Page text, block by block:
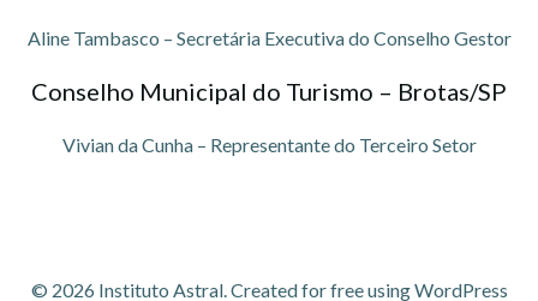
Aline Tambasco – Secretária Executiva do Conselho Gestor
Conselho Municipal do Turismo – Brotas/SP
Vivian da Cunha – Representante do Terceiro Setor
© 2026 Instituto Astral. Created for free using WordPress